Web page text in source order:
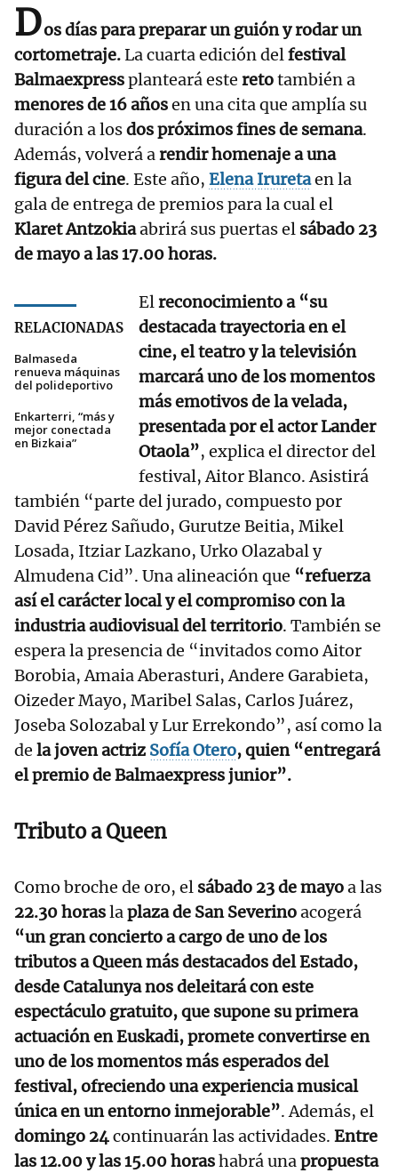
Dos días para preparar un guión y rodar un
cortometraje.La cuarta edición delfestival
Balmaexpressplanteará este retotambién a
menores de 16 añosen una cita que amplía su
duración a losdos próximos fines de semana.
Además, volverá arendir homenaje a una
figura del cine. Este año, Elena Iruretaen la
gala de entrega de premios para la cual el
Klaret Antzokiaabrirá sus puertas el sábado 23
de mayo a las 17.00 horas.
RELACIONADAS
Balmaseda
renueva máquinas
del polideportivo
Enkarterri, “más y
mejor conectada
en Bizkaia”
Elreconocimiento a “su
destacada trayectoria en el
cine, el teatro y la televisión
marcará uno de los momentos
más emotivos de la velada,
presentada por el actor Lander
Otaola”, explica el director del
festival, Aitor Blanco. Asistirá
también “parte del jurado, compuesto por
David Pérez Sañudo, Gurutze Beitia, Mikel
Losada, Itziar Lazkano, Urko Olazabal y
Almudena Cid”. Una alineación que “refuerza
así el carácter local y el compromiso con la
industria audiovisual del territorio. También se
espera la presencia de “invitados como Aitor
Borobia, Amaia Aberasturi, Andere Garabieta,
Oizeder Mayo, Maribel Salas, Carlos Juárez,
Joseba Solozabal y Lur Errekondo”, así como la
de la joven actriz Sofía Otero, quien “entregará
el premio de Balmaexpress junior”.
Tributo a Queen
Como broche de oro, el sábado 23 de mayoa las
22.30 horaslaplaza de San Severinoacogerá
“un gran concierto a cargo de uno de los
tributos a Queen más destacados del Estado,
desde Catalunya nos deleitará con este
espectáculo gratuito, que supone su primera
actuación en Euskadi, promete convertirse en
uno de los momentos más esperados del
festival, ofreciendo una experiencia musical
única en un entorno inmejorable”. Además, el
domingo 24continuarán las actividades. Entre
las 12.00 y las 15.00 horashabrá unapropuesta